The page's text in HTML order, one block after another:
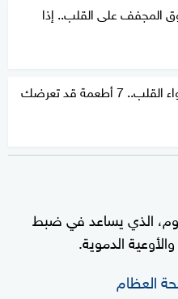
المجفف على القلب.. إذا
لا تخلطها مع دواء القلب.. 7 أطعمة قد تعرضك
الذي يساعد في ضبط
الدموية.
العظام